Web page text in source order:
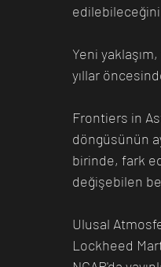
Yeni
yıllar
Frontiers in
döngüsünün
birinde, fark
değişebilen
Ulusal
Lockheed